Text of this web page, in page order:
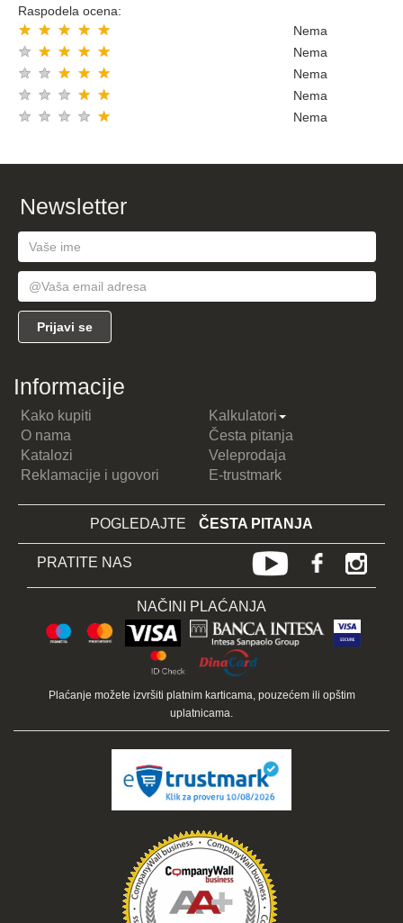
Raspodela ocena:
★
★
★
★
★ Nema
★
★
★
★
★ Nema
★
★
★
★
★ Nema
★
★
★
★
★ Nema
★
★
★
★
★ Nema
Newsletter
Informacije
Kako kupiti
Kalkulatori
O nama
Česta pitanja
Katalozi
Veleprodaja
Reklamacije i ugovori
E-trustmark
POGLEDAJTE ČESTA PITANJA
PRATITE NAS
NAČINI PLAĆANJA
Plaćanje možete izvršiti platnim karticama, pouzećem ili opštim
uplatnicama.